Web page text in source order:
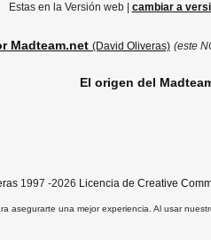
Estas en la Versión web | cambiar a
Madteam.net (David Oliveras) (este
El origen del
1997 -2026 Licencia de Creative
asegurarte una mejor experiencia. Al usar